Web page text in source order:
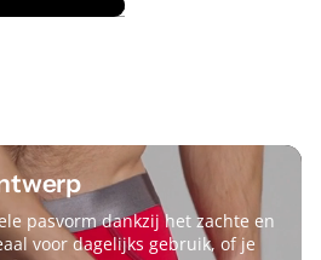
alle reviews
pasvorm dankzij het zachte en
voor dagelijks gebruik, of je